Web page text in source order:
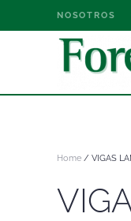
NOSOTROS
Home / VIGAS